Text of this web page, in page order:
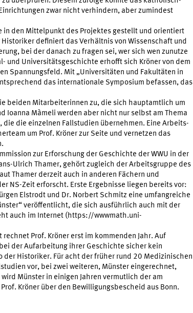
zwar nicht verhindern, aber zumindest
in den Mittelpunkt des Projektes gestellt und orientiert
definiert das Verhältnis von Wissenschaft und
bei der danach zu fragen sei, wer sich wen zunutze
und Universitätsgeschichte erhofft sich Kröner von dem
Spannungsfeld. Mit „Universitäten und Fakultäten in
das internationale Symposium befassen, das
beiden Mitarbeiterinnen zu, die sich hauptamtlich um
Ioanna Màmeli werden aber nicht nur selbst am Thema
die einzelnen Fallstudien übernehmen. Eine Arbeits-
um Prof. Kröner zur Seite und vernetzen das
zur Erforschung der Geschichte der WWU in der
Ulrich Thamer, gehört zugleich der Arbeitsgruppe des
Thamer derzeit auch in anderen Fächern und
NS-Zeit erforscht. Erste Ergebnisse liegen bereits vor:
Elstrodt und Dr. Norbert Schmitz eine umfangreiche
veröffentlicht, die sich ausführlich auch mit der
auch im Internet (https://wwwmath.uni-
Prof. Kröner erst im kommenden Jahr. Auf
der Aufarbeitung ihrer Geschichte sicher kein
Historiker. Für acht der früher rund 20 Medizinischen
vor, bei zwei weiteren, Münster eingerechnet,
Münster in einigen Jahren vermutlich der am
Kröner über den Bewilligungsbescheid aus Bonn.